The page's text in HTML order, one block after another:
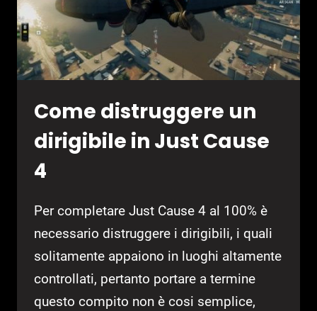
Come distruggere un
dirigibile in Just Cause
4
Per completare Just Cause 4 al 100% è
necessario distruggere i dirigibili, i quali
solitamente appaiono in luoghi altamente
controllati, pertanto portare a termine
questo compito non è cosi semplice,